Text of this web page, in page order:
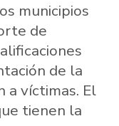
municipios
de
de la
a víctimas. El
tienen la